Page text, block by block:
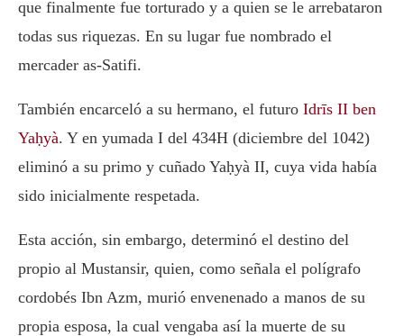
que finalmente fue torturado y a quien se le arrebataron
todas sus riquezas. En su lugar fue nombrado el
mercader as-Satifi.
También encarceló a su hermano, el futuro Idrīs II ben
Yaḥyà. Y en yumada I del 434H (diciembre del 1042)
eliminó a su primo y cuñado Yaḥyà II, cuya vida había
sido inicialmente respetada.
Esta acción, sin embargo, determinó el destino del
propio al Mustansir, quien, como señala el polígrafo
cordobés Ibn Azm, murió envenenado a manos de su
propia esposa, la cual vengaba así la muerte de su